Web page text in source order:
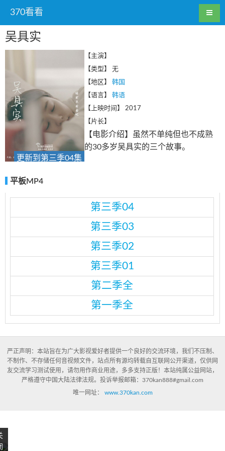
370看看
吴具实
更新到第三季04集
【主演】
【类型】
无
【地区】
韩国
【语言】
韩语
【上映时间】
2017
【片长】
【电影介绍】虽然不单纯但也不成熟
的30多岁吴具实的三个故事。
平板MP4
第三季04
第三季03
第三季02
第三季01
第二季全
第一季全
严正声明：本站旨在为广大影视爱好者提供一个良好的交流环境，我们不压制、
不制作、不存储任何音视频文件，站点所有源均转载自互联网公开渠道，仅供网
友交流学习测试使用，请勿用作商业用途，多多支持正版！本站纯属公益网站，
严格遵守中国大陆法律法规。投诉举报邮箱：370kan888#gmail.com
唯一网址： www.370kan.com